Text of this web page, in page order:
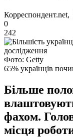
0
242
Фото: Getty
65% українців
Більше
фахом.
місця